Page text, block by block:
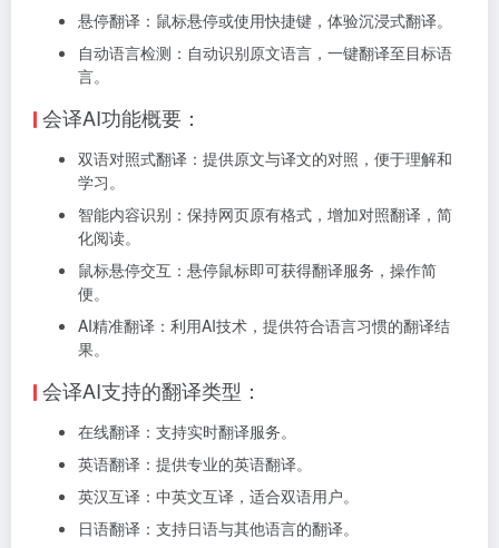
悬停翻译：鼠标悬停或使用快捷键，体验沉浸式翻译。
自动语言检测：自动识别原文语言，一键翻译至目标语
言。
会译AI功能概要：
双语对照式翻译：提供原文与译文的对照，便于理解和
学习。
智能内容识别：保持网页原有格式，增加对照翻译，简
化阅读。
鼠标悬停交互：悬停鼠标即可获得翻译服务，操作简
便。
AI精准翻译：利用AI技术，提供符合语言习惯的翻译结
果。
会译AI支持的翻译类型：
在线翻译：支持实时翻译服务。
英语翻译：提供专业的英语翻译。
英汉互译：中英文互译，适合双语用户。
日语翻译：支持日语与其他语言的翻译。